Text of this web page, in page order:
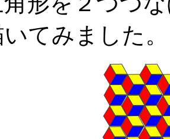
いてみました